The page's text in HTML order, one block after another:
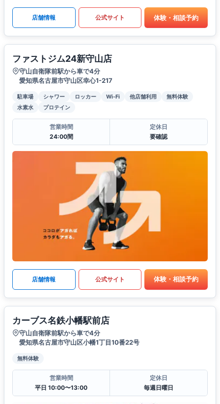
店舗情報 公式サイト 体験・相談予約
ファストジム24新守山店
守山自衛隊前駅から車で4分
愛知県名古屋市守山区幸心1-217
駐車場 シャワー ロッカー Wi-Fi 他店舗利用
無料体験
水素水
プロテイン
営業時間
24:00間
定休日
要確認
店舗情報 公式サイト 体験・相談予約
カーブス名鉄小幡駅前店
守山自衛隊前駅から車で4分
愛知県名古屋市守山区小幡1丁目10番22号
無料体験
営業時間
平日 10:00〜13:00
定休日
毎週日曜日